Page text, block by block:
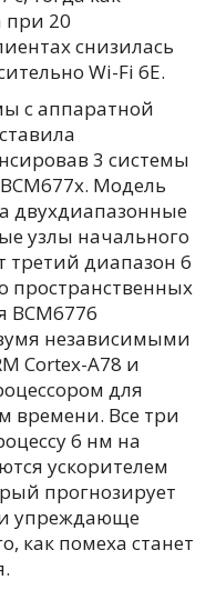
при 20
снизилась
Wi-Fi 6E.
с аппаратной
3 системы
Модель
двухдиапазонные
узлы начального
третий диапазон 6
пространственных
BCM6776
независимыми
Cortex-A78 и
для
времени. Все три
6 нм на
ускорителем
прогнозирует
упреждающе
как помеха станет